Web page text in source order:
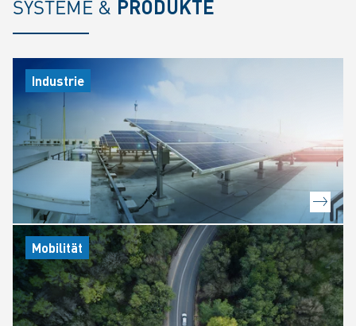
SYSTEME & PRODUKTE
Industrie
Mobilität